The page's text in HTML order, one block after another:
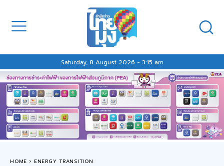
Saturday, 8 August 2026 - 3:15 am
HOME ENERGY TRANSITION